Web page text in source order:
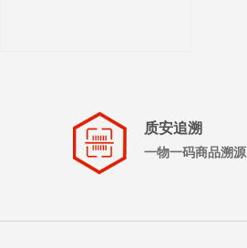
质安追溯
一物一码商品溯源